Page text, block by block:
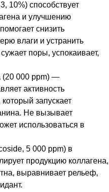
10%) способствует
и улучшению
снизить
влаги и устранить
поры, успокаивает,
(20 000 ppm) —
активность
запускает
Не вызывает
использоваться в
5 000 ppm) в
продукцию коллагена,
выравнивает рельеф,